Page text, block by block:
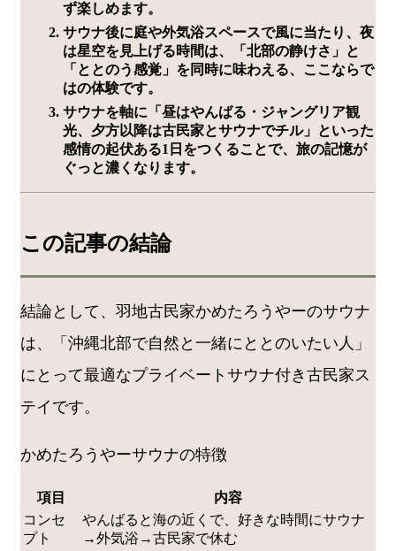
ず楽しめます。
サウナ後に庭や外気浴スペースで風に当たり、夜
は星空を見上げる時間は、「北部の静けさ」と
「ととのう感覚」を同時に味わえる、ここならで
はの体験です。
サウナを軸に「昼はやんばる・ジャングリア観
光、夕方以降は古民家とサウナでチル」といった
感情の起伏ある1日をつくることで、旅の記憶が
ぐっと濃くなります。
この記事の結論
結論として、羽地古民家かめたろうやーのサウナ
は、「沖縄北部で自然と一緒にととのいたい人」
にとって最適なプライベートサウナ付き古民家ス
テイです。
かめたろうやーサウナの特徴
項目
内容
コンセ
プト
やんばると海の近くで、好きな時間にサウナ
→外気浴→古民家で休む